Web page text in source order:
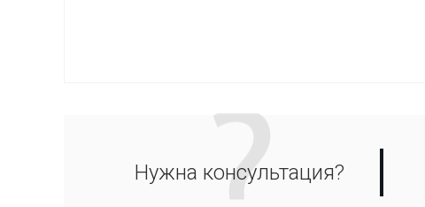
Нужна консультация?